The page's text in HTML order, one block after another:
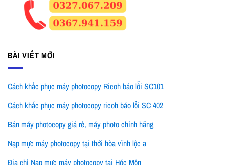
BÀI VIẾT MỚI
Cách khắc phục máy photocopy Ricoh báo lỗi SC101
Cách khắc phục máy photocopy ricoh báo lỗi SC 402
Bán máy photocopy giá rẻ, máy photo chính hãng
Nạp mực máy photocopy tại thới hòa vĩnh lộc a
Địa chỉ Nạp mực máy photocopy tại Hóc Môn